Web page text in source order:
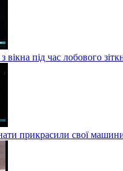
вікна під час лобового
прикрасили свої